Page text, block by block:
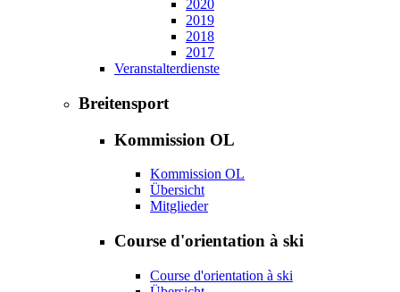
2020
2019
2018
2017
Veranstalterdienste
Breitensport
Kommission OL
Kommission OL
Übersicht
Mitglieder
Course d'orientation à ski
Course d'orientation à ski